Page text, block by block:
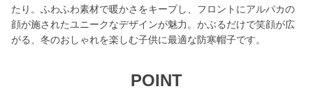
たり。ふわふわ素材で暖かさをキープし、フロントにアルパカの
顔が施されたユニークなデザインが魅力。かぶるだけで笑顔が広
がる、冬のおしゃれを楽しむ子供に最適な防寒帽子です。
POINT